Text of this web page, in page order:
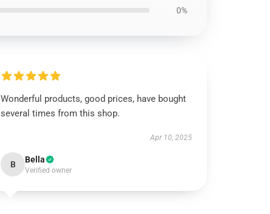
0%
Wonderful products, good prices, have bought
several times from this shop.
Apr 10, 2025
B Bella
Verified owner